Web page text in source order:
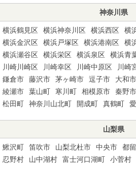
神奈川県
横浜鶴見区 横浜神奈川区 横浜西区 横
横浜金沢区
横浜戸塚区 横浜港南区 横
横浜瀬谷区
横浜栄区 横浜泉区 横浜青
川崎川崎区
川崎幸区 川崎中原区 川崎
鎌倉市
藤沢市 茅ヶ崎市 逗子市 大和市
綾瀬市
葉山町 寒川町 相模原市 秦野市
松田町
神奈川山北町 開成町 真鶴町
山梨県
鰍沢町 笛吹市 山梨北杜市 中央市 都
忍野村
山中湖村 富士河口湖町 小菅村